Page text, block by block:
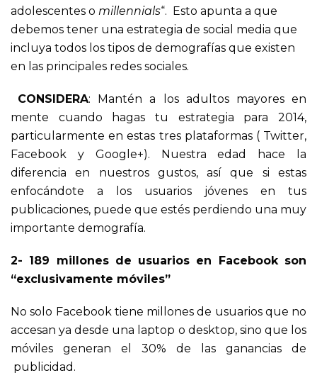
adolescentes o millennials“. Esto apunta a que
debemos tener una estrategia de social media que
incluya todos los tipos de demografías que existen
en las principales redes sociales.
CONSIDERA: Mantén a los adultos mayores en
mente cuando hagas tu estrategia para 2014,
particularmente en estas tres plataformas ( Twitter,
Facebook y Google+). Nuestra edad hace la
diferencia en nuestros gustos, así que si estas
enfocándote a los usuarios jóvenes en tus
publicaciones, puede que estés perdiendo una muy
importante demografía.
2- 189 millones de usuarios en Facebook son
“exclusivamente móviles”
No solo Facebook tiene millones de usuarios que no
accesan ya desde una laptop o desktop, sino que los
móviles generan el 30% de las ganancias de
publicidad.